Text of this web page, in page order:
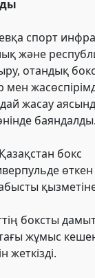
спорт
және
отандық
мен
жасау
баяндалды.
бокс
боксты
жұмыс
жеткізді.